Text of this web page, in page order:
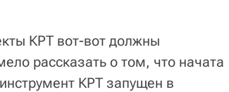
КРТ вот-вот должны
рассказать о том, что начата
КРТ запущен в